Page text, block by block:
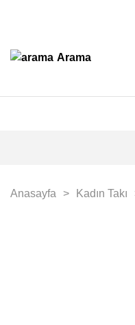
Arama
Anasayfa Kadın Takı